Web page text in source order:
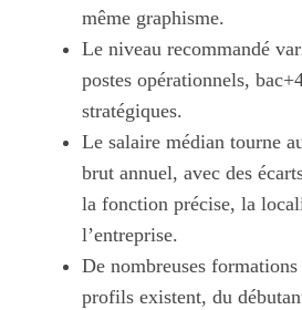
même graphisme.
Le niveau recommandé
postes opérationnels,
stratégiques.
Le salaire médian tourne
brut annuel, avec des
la fonction précise, la
l’entreprise.
De nombreuses formations
profils existent, du